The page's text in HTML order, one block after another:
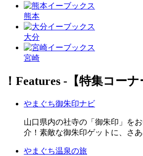
熊本
大分
宮崎
！Features ‐【特集コーナ
やまぐち御朱印ナビ
山口県内の社寺の「御朱印」を
介！素敵な御朱印ゲットに、さあ
やまぐち温泉の旅